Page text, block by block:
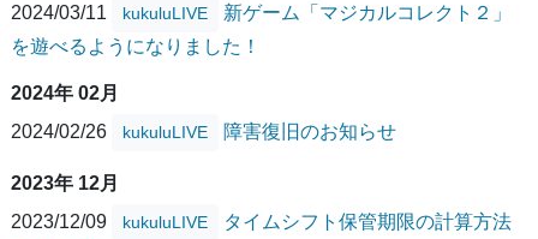
2024/03/11 kukuluLIVE
新ゲーム「マジカルコレクト２」
を遊べるようになりました！
2024年 02月
2024/02/26
kukuluLIVE 障害復旧のお知らせ
2023年 12月
2023/12/09
kukuluLIVE
タイムシフト保管期限の計算方法